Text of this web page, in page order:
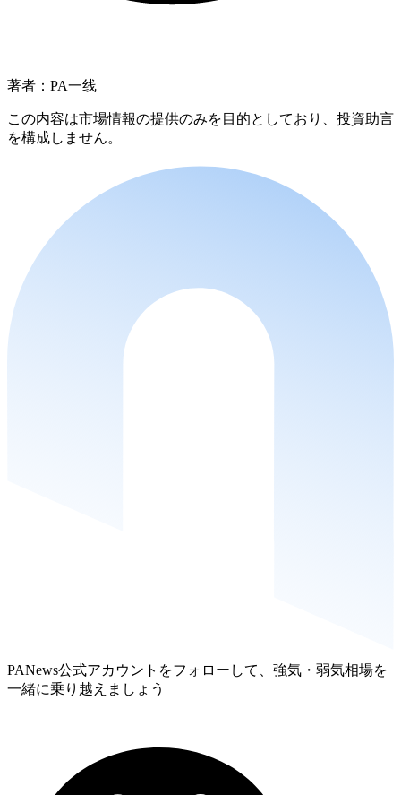
著者：PA一线
この内容は市場情報の提供のみを目的としており、投資助言
を構成しません。
PANews公式アカウントをフォローして、強気・弱気相場を
一緒に乗り越えましょう